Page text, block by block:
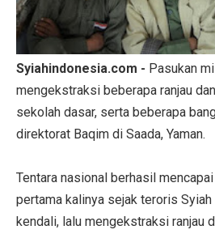
Syiahindonesia.com - Pasukan
mengekstraksi beberapa ranjau
sekolah dasar, serta beberapa
direktorat Baqim di Saada, Yaman.
Tentara nasional berhasil
pertama kalinya sejak teroris
kendali, lalu mengekstraksi ranjau